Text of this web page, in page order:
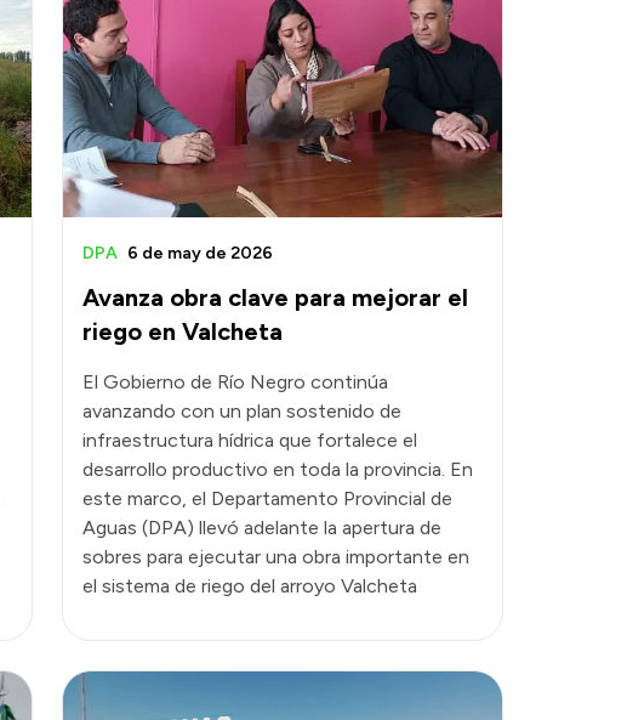
Avanza obra clave para mejorar el
riego en Valcheta
DPA 6 de may de 2026
El Gobierno de Río Negro continúa
avanzando con un plan sostenido de
infraestructura hídrica que fortalece el
desarrollo productivo en toda la provincia. En
este marco, el Departamento Provincial de
Aguas (DPA) llevó adelante la apertura de
sobres para ejecutar una obra importante en
el sistema de riego del arroyo Valcheta